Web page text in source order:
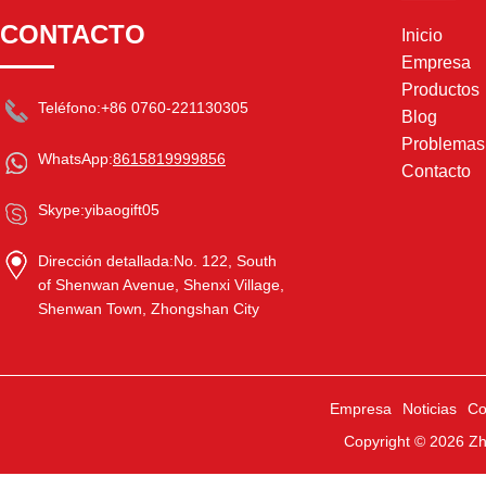
CONTACTO
Teléfono:+86 0760-221130305
WhatsApp:8615819999856
Skype:yibaogift05
Dirección detallada:No. 122, South
of Shenwan Avenue, Shenxi Village,
Shenwan Town, Zhongshan City
Inicio
Empresa
Productos
Blog
Contacto
Empresa Noticias
Copyright © 2026